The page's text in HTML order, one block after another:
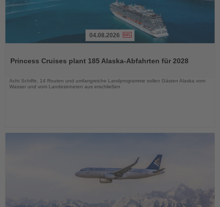
die
04.08.2026
Princess Cruises plant 185 Alaska-Abfahrten für 2028
Acht Schiffe, 14 Routen und umfangreiche Landprogramme sollen Gästen Alaska vom
Wasser und vom Landesinneren aus erschließen